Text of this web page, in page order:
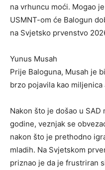
na vrhuncu moći. Mogao
USMNT-om će Balogun
na Svjetsko prvenstvo
Yunus Musah
Prije Baloguna, Musah je
brzo pojavila kao
Nakon što je došao u
godine, veznjak se
nakon što je prethodno
mladih. Na Svjetskom
priznao je da je frustriran